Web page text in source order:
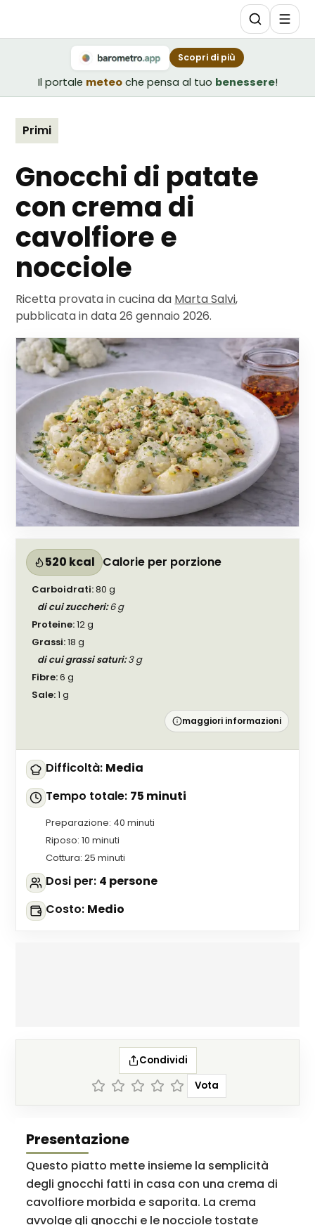
Il portale meteo che pensa al tuo benessere!
Scopri di più
Primi
Gnocchi di patate
con crema di
cavolfiore e
nocciole
Ricetta provata in cucina da Marta Salvi,
pubblicata in data26 gennaio 2026.
520 kcal Calorie per porzione
Carboidrati:80 g
di cui zuccheri:6g
Proteine:12g
Grassi:18 g
di cui grassi saturi:3g
Fibre:6 g
Sale:1 g
maggiori informazioni
Difficoltà: Media
Tempo totale: 75 minuti
Preparazione: 40 minuti
Riposo:10 minuti
Cottura:25 minuti
Dosi per: 4 persone
Costo: Medio
Condividi
Vota
Presentazione
Questo piatto mette insieme la semplicità
degli gnocchi fatti in casa con una crema di
cavolfiore morbida e saporita. La crema
avvolge gli gnocchi e le nocciole tostate